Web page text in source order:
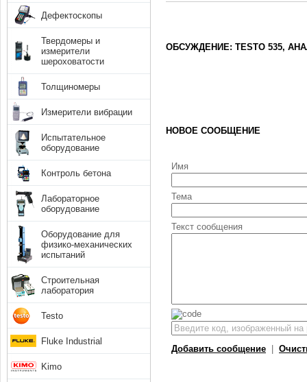
ОБСУЖДЕНИЕ: TESTO 535,
НОВОЕ СООБЩЕНИЕ
Имя
Тема
Текст сообщения
Добавить сообщение
Дефектоскопы
Твердомеры и
измерители
шероховатости
Толщиномеры
Измерители вибрации
Испытательное
оборудование
Контроль бетона
Лабораторное
оборудование
Оборудование для
физико-механических
испытаний
Строительная
лаборатория
Testo
Fluke Industrial
Kimo